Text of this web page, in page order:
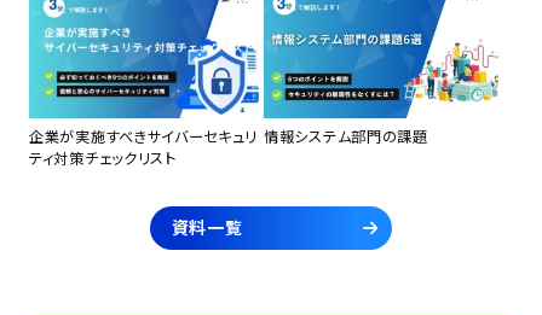
企業が実施すべきサイバーセキュリ
ティ対策チェックリスト
情報システム部門の課題
資料一覧